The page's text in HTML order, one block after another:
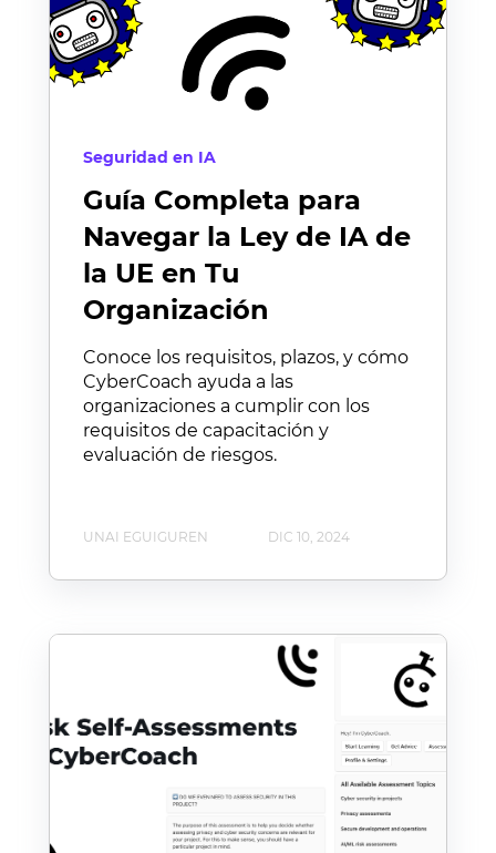
Seguridad en IA
Guía Completa para
Navegar la Ley de IA de
la UE en Tu
Organización
Conoce los requisitos, plazos, y cómo
CyberCoach ayuda a las
organizaciones a cumplir con los
requisitos de capacitación y
evaluación de riesgos.
UNAI EGUIGUREN DIC 10, 2024